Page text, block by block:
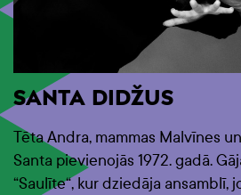
SANTA DIDŽUS
Tēta Andra, mammas Malvīnes
Santa pievienojās 1972. gadā.
“Saulīte“, kur dziedāja ansamblī,